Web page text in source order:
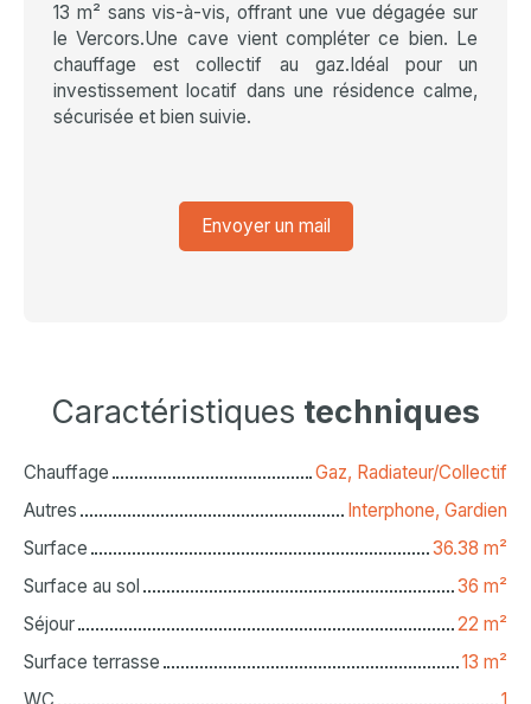
13 m² sans vis-à-vis, offrant une vue dégagée sur
le Vercors.Une cave vient compléter ce bien. Le
chauffage est collectif au gaz.Idéal pour un
investissement locatif dans une résidence calme,
sécurisée et bien suivie.
Envoyer un mail
Caractéristiques techniques
Chauffage
Gaz, Radiateur/Collectif
Autres
Interphone, Gardien
Surface
36.38 m²
Surface au sol
36 m²
Séjour
22 m²
Surface terrasse
13 m²